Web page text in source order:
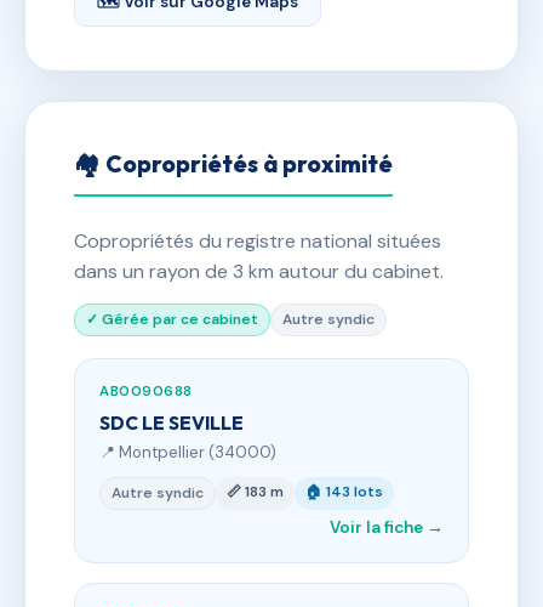
🏘 Copropriétés à proximité
Copropriétés du registre national situées
dans un rayon de 3 km autour du cabinet.
✓ Gérée par ce cabinet Autre syndic
AB0090688
SDC LE SEVILLE
📍 Montpellier (34000)
Autre syndic 📏 183 m 🏠 143 lots
Voir la fiche →